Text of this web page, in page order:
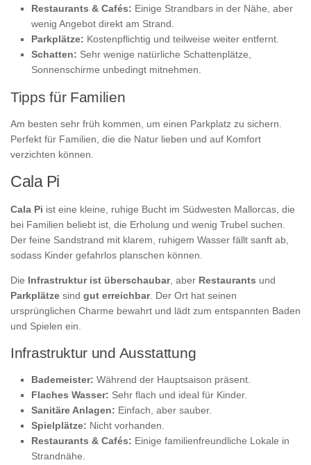
Restaurants & Cafés: Einige Strandbars in der Nähe, aber
wenig Angebot direkt am Strand.
Parkplätze: Kostenpflichtig und teilweise weiter entfernt.
Schatten: Sehr wenige natürliche Schattenplätze,
Sonnenschirme unbedingt mitnehmen.
Tipps für Familien
Am besten sehr früh kommen, um einen Parkplatz zu sichern.
Perfekt für Familien, die die Natur lieben und auf Komfort
verzichten können.
Cala Pi
Cala Pi ist eine kleine, ruhige Bucht im Südwesten Mallorcas, die
bei Familien beliebt ist, die Erholung und wenig Trubel suchen.
Der feine Sandstrand mit klarem, ruhigem Wasser fällt sanft ab,
sodass Kinder gefahrlos planschen können.
Die Infrastruktur ist überschaubar, aber Restaurants und
Parkplätze sind gut erreichbar. Der Ort hat seinen
ursprünglichen Charme bewahrt und lädt zum entspannten Baden
und Spielen ein.
Infrastruktur und Ausstattung
Bademeister: Während der Hauptsaison präsent.
Flaches Wasser: Sehr flach und ideal für Kinder.
Sanitäre Anlagen: Einfach, aber sauber.
Spielplätze: Nicht vorhanden.
Restaurants & Cafés: Einige familienfreundliche Lokale in
Strandnähe.